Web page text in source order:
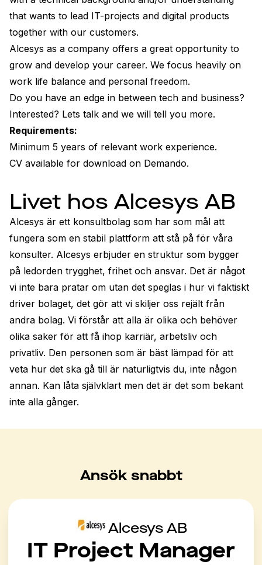
that wants to lead IT-projects and digital products
together with our customers.
Alcesys as a company offers a great opportunity to
grow and develop your career. We focus heavily on
work life balance and personal freedom.
Do you have an edge in between tech and business?
Interested? Lets talk and we will tell you more.
Requirements:
Minimum 5 years of relevant work experience.
CV available for download on Demando.
Livet hos Alcesys AB
Alcesys är ett konsultbolag som har som mål att
fungera som en stabil plattform att stå på för våra
konsulter. Alcesys erbjuder en struktur som bygger
på ledorden trygghet, frihet och ansvar. Det är något
vi inte bara pratar om utan det speglas i hur vi faktiskt
driver bolaget, det gör att vi skiljer oss rejält från
andra bolag. Vi förstår att alla är olika och behöver
olika saker för att få ihop karriär, arbetsliv och
privatliv. Den personen som är bäst lämpad för att
veta hur det ska gå till är naturligtvis du, inte någon
annan. Kan låta självklart men det är det som bekant
inte alla gånger.
Ansök snabbt
Alcesys AB
IT Project Manager